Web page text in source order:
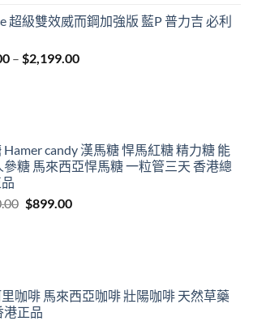
$1,150.00
超級雙效威而鋼加強版 藍P 普力吉 必利
– $2,199.00Price
Hamer candy 漢馬糖 悍馬紅糖 精力糖 能
參糖 馬來西亞悍馬糖 一粒管三天 香港總
Original
$899.00Current
咖啡 馬來西亞咖啡 壯陽咖啡 天然草藥
港正品